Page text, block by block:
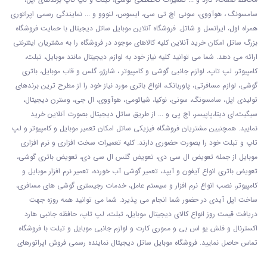
سامسونگ ، هوآووی، سونی اچ تی سی، ایسوس، لنووو و ... نمایندگی رسمی اپراتوری
همراه اول، ایرانسل و شاتل. فروشگاه آنلاین موبایل ساتل دیجیتال با حمایت فروشگاه
بزرگ ساتل امکان خرید آنلاین کلیه کالاهای موجود در فروشگاه را به مشتریان اینترنتی
ارائه می دهد. شما می توانید کلیه نیاز خود به لوازم دیجیتال مانند موبایل، تبلت،
کامپیوتر، لپ تاپ، لوازم جانبی گوشی و کامپیوتر ، شارژر، گلس و قاب موبایل، باتری
گوشی، لوازم مسافرتی، پاوربانک، انواع باتری مورد نیاز خود را از مطرح ترین برندهای
تولیدی اپل، سامسونگ، سونی، نوکیا، شیائومی، هوآووی، ال جی، وسترن دیجیتال،
سیگیت،ای دیتا،پاپیسر، اچ پی و ... از طریق ساتل دیجیتال بصورت آنلاین خرید
نمایید. همچنیین مشتریان فروشگاه فیزیکی ساتل امکان تعمیر موبایل و کامپیوتر و لپ
تاپ و تبلت خود را بصورت حضوری دارند. کلیه تعمیرات سخت افزاری و نرم افزاری
موبایل از جمله تعویض ال سی دی، تعویض گلس ال سی دی، تعویض باتری گوشی،
تعویض باتری انواع آیفون و آیپد، تعمیر گوشی آب خورده، تعمیر نرم افزار موبایل و
کامپیوتر، نصب انواع نرم افزار و سیستم عامل، خدمات رجیستری گوشی های مسافری،
ساخت اپل آیدی در حضور شما انجام می پذیرد. شما می توانید همه روزه جهت
دریافت قیمت روز انواع کالای دیجیتال موبایل، تبلت، لپ تاپ، حافظه جانبی هارد
اکسترنال و فلش یو اس بی و مموری کارت و لوازم جانبی موبایل و تبلت با فروشگاه
تماس حاصل نمایید. فروشگاه موبایل ساتل دیجیتال نماینده رسمی فروش اپراتورهای